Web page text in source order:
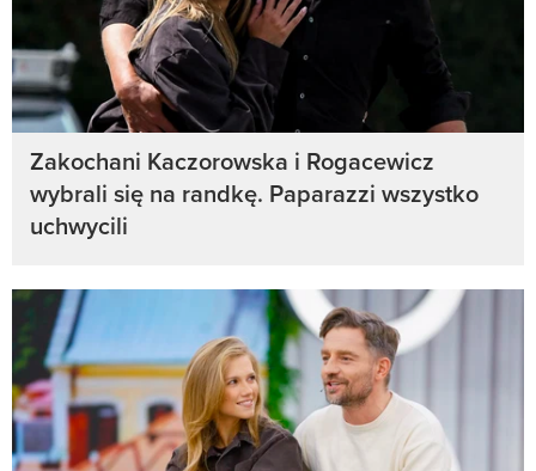
Zakochani Kaczorowska i Rogacewicz
wybrali się na randkę. Paparazzi wszystko
uchwycili